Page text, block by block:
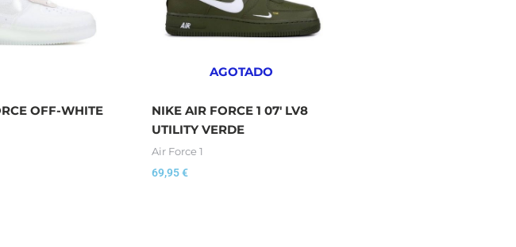
OFF-WHITE
AGOTADO
NIKE AIR FORCE 1 07′ LV8
UTILITY VERDE
Air Force 1
69,95€